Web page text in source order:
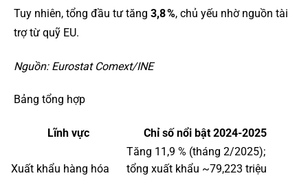
Tuy nhiên, tổng đầu tư tăng 3,8 %, chủ yếu nhờ nguồn tài
trợ từ quỹ EU.
Nguồn: Eurostat Comext/INE
Bảng tổng hợp
Lĩnh vực Chỉ số nổi bật 2024-2025
Xuất khẩu hàng hóa
Tăng 11,9 % (tháng 2/2025);
tổng xuất khẩu ~79,223 triệu